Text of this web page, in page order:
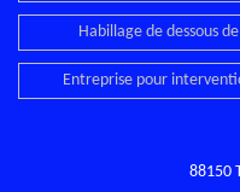
Habillage de dessous
Entreprise pour
88150